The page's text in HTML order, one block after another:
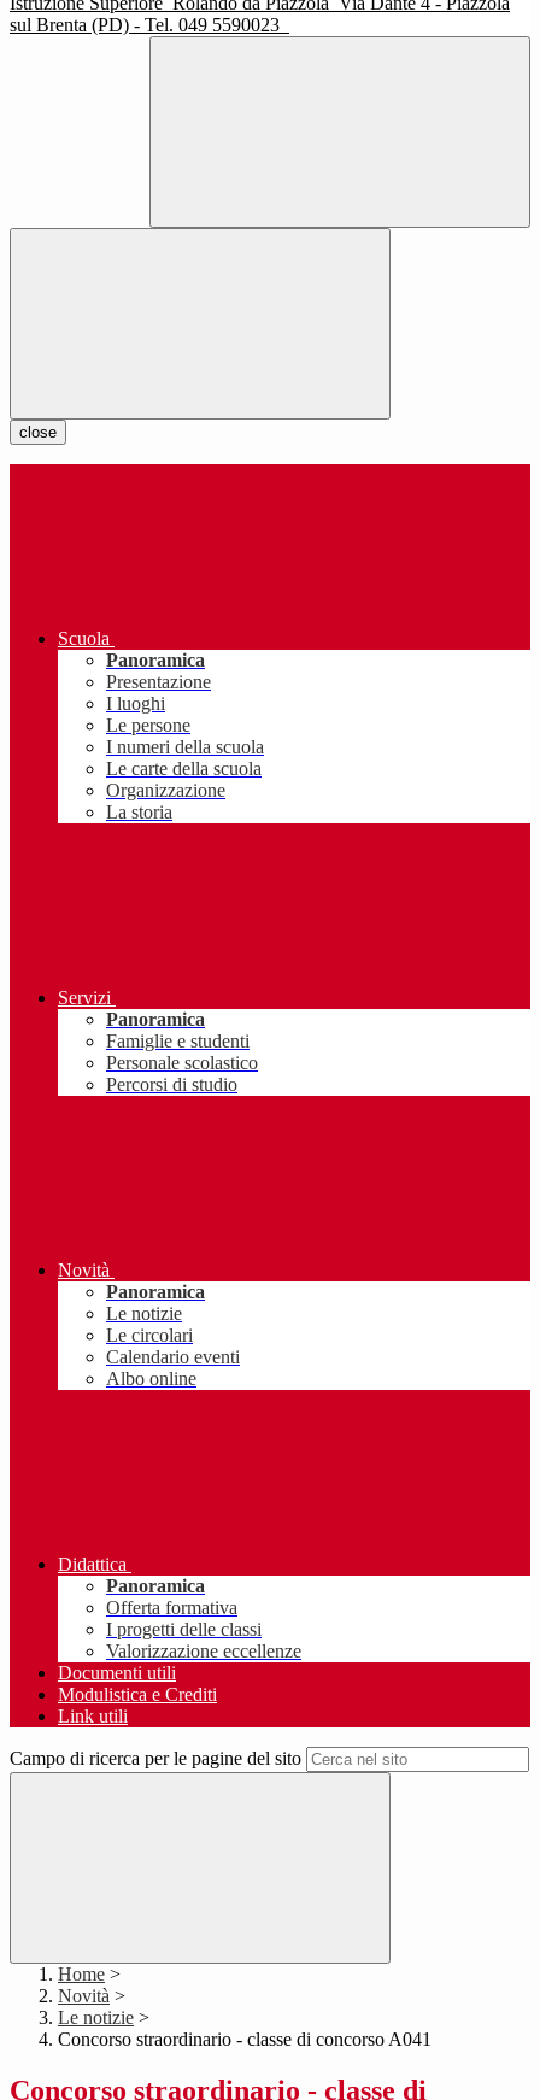
sul Brenta (PD) - Tel. 049 5590023
close
Scuola
Panoramica
Presentazione
I luoghi
Le persone
I numeri della scuola
Le carte della scuola
Organizzazione
La storia
Servizi
Panoramica
Famiglie e studenti
Personale scolastico
Percorsi di studio
Novità
Panoramica
Le notizie
Le circolari
Calendario eventi
Albo online
Didattica
Panoramica
Offerta formativa
I progetti delle classi
Valorizzazione eccellenze
Documenti utili
Modulistica e Crediti
Link utili
Campo di ricerca per le pagine del sito
Home >
Novità >
Le notizie >
Concorso straordinario - classe di concorso A041
Concorso straordinario - classe di